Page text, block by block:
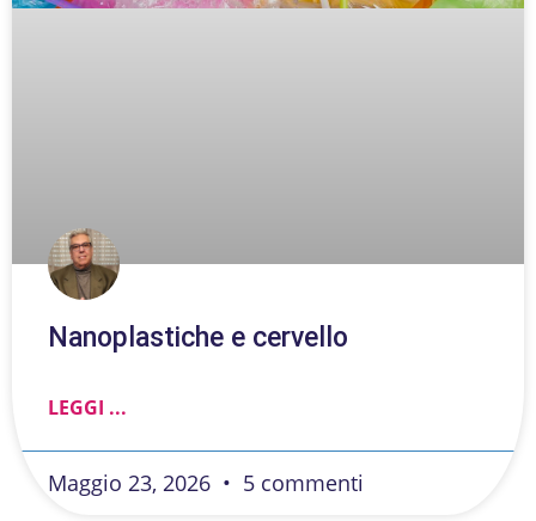
Nanoplastiche e cervello
LEGGI ...
Maggio 23, 2026 5 commenti